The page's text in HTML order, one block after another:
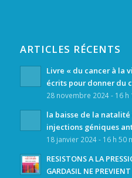
ARTICLES RÉCENTS
Livre « du cancer à la
écrits pour donner du
28 novembre 2024 - 16 h
la baisse de la
injections géniques
18 janvier 2024 - 16 h 50
RESISTONS A LA
GARDASIL NE